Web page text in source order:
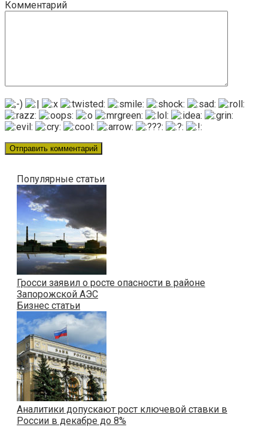
Комментарий
Популярные статьи
Гросси заявил о росте опасности в районе
Запорожской АЭС
Бизнес статьи
Аналитики допускают рост ключевой ставки в
России в декабре до 8%